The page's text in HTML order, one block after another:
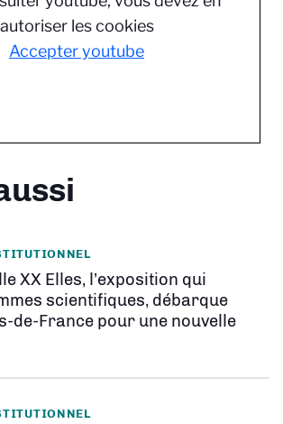
autoriser les cookies
Accepter youtube
XX Elles, l’exposition qui
scientifiques, débarque
de-France pour une nouvelle